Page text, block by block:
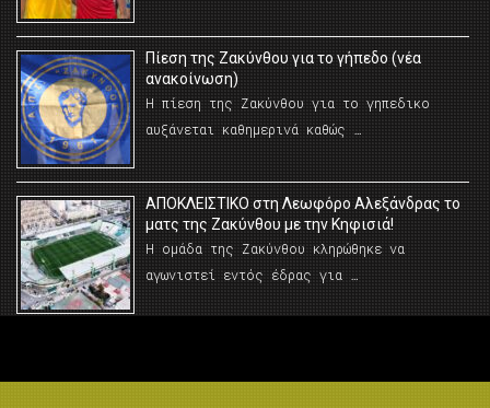
Πίεση της Ζακύνθου για το γήπεδο (νέα
ανακοίνωση)
Η πίεση της Ζακύνθου για το γηπεδικο
αυξάνεται καθημερινά καθώς …
AΠΟΚΛΕΙΣΤΙΚΟ στη Λεωφόρο Αλεξάνδρας το
ματς της Ζακύνθου με την Κηφισιά!
Η ομάδα της Ζακύνθου κληρώθηκε να
αγωνιστεί εντός έδρας για …